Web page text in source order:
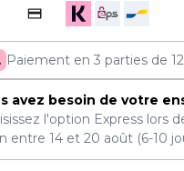
Paiement en 3 parties de
avez besoin de votre
l'option Express lors
entre 14et 20 août(6-10